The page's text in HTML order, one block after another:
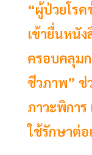
“ผู้ป่วยโร
เข้ายื่นหนั
ครอบคลุมก
ชีวภาพ” ช่
ภาวะพิการ
ใช้รักษาต่อ